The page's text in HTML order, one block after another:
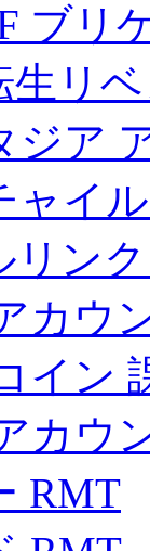
ブリ
生リ
ジア
ャイ
リン
カウ
イン
カウ
RMT